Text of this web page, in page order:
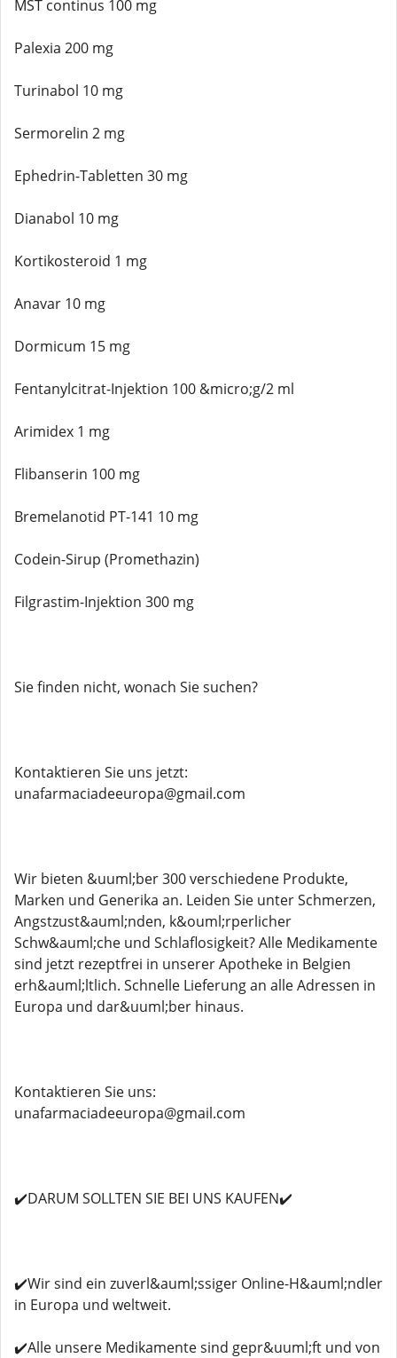
MST continus 100 mg
Palexia 200 mg
Turinabol 10 mg
Sermorelin 2 mg
Ephedrin-Tabletten 30 mg
Dianabol 10 mg
Kortikosteroid 1 mg
Anavar 10 mg
Dormicum 15 mg
Fentanylcitrat-Injektion 100 &micro;g/2 ml
Arimidex 1 mg
Flibanserin 100 mg
Bremelanotid PT-141 10 mg
Codein-Sirup (Promethazin)
Filgrastim-Injektion 300 mg
Sie finden nicht, wonach Sie suchen?
Kontaktieren Sie uns jetzt:
unafarmaciadeeuropa@gmail.com
Wir bieten &uuml;ber 300 verschiedene Produkte,
Marken und Generika an. Leiden Sie unter Schmerzen,
Angstzust&auml;nden, k&ouml;rperlicher
Schw&auml;che und Schlaflosigkeit? Alle Medikamente
sind jetzt rezeptfrei in unserer Apotheke in Belgien
erh&auml;ltlich. Schnelle Lieferung an alle Adressen in
Europa und dar&uuml;ber hinaus.
Kontaktieren Sie uns:
unafarmaciadeeuropa@gmail.com
✔️DARUM SOLLTEN SIE BEI UNS KAUFEN✔️
✔️Wir sind ein zuverl&auml;ssiger Online-H&auml;ndler
in Europa und weltweit.
✔️Alle unsere Medikamente sind gepr&uuml;ft und von